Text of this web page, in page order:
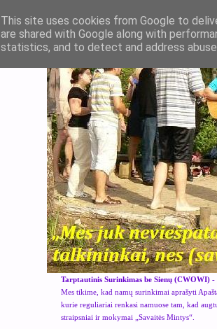
Tarptautinis Surinkimas be Sienų (CWOWI)
Mes tikime, kad namų surinkimai aprašyti
kurie reguliariai renkasi namuose tam, kad
straipsniai ir mokymai „Savaitės Mintys“.
This site uses cookies from Google to
are shared with Google along with
statistics, and to detect and address